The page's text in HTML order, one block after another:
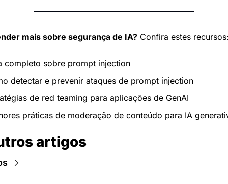
mais sobre segurança de IA? Confira estes
completo sobre prompt injection
detectar e prevenir ataques de prompt injection
de red teaming para aplicações de GenAI
práticas de moderação de conteúdo para IA
artigos